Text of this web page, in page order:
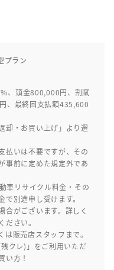
プラン
、頭金800,000円、割賦
、最終回支払額435,600
却・お買い上げ」より選
払いは不要ですが、その
事前に定めた規定外であ
車リサイクル料金・その
別途申し受けます。
合がございます。詳しく
さい。
は販売店スタッフまで。
クレ)」をご利用いただ
い方！